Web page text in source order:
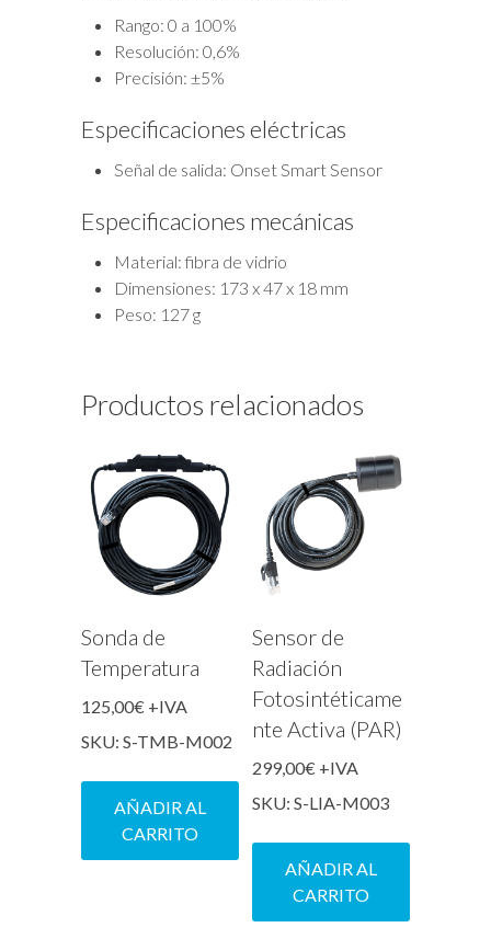
Rango: 0 a 100%
Resolución: 0,6%
Precisión: ±5%
Especificaciones eléctricas
Señal de salida: Onset Smart Sensor
Especificaciones mecánicas
Material: fibra de vidrio
Dimensiones: 173 x 47 x 18 mm
Peso: 127 g
Productos relacionados
Sonda de
Temperatura
125,00€ +IVA
SKU: S-TMB-M002
AÑADIR AL
CARRITO
Sensor de
Radiación
Fotosintéticame
nte Activa (PAR)
299,00€ +IVA
SKU: S-LIA-M003
AÑADIR AL
CARRITO